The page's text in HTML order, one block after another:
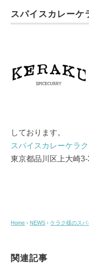
e
b
k
er
スパイスカレーケ
しております。
スパイスカレーケラク
東京都品川区上大崎
Home › NEWS ›ケラク様のスパ
関連記事